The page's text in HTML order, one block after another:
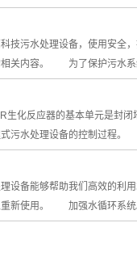
污水处理设备，使用安全
相关内容。 为了保护污水系
反应器的基本单元是封闭
式污水处理设备的控制过程
备能够帮助我们高效的
重新使用。 加强水循环系统